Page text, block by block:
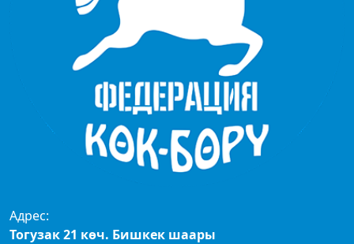
Адрес:
Тогузак 21 көч. Бишкек шаары